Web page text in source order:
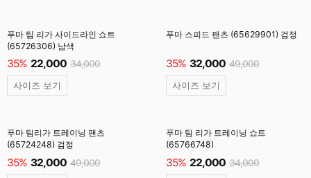
푸마 팀 리가 사이드라인 쇼트
(65726306) 남색
35% 22,000 34,000
사이즈 보기
푸마 스피드 팬츠 (65629901) 검정
35% 32,000 49,000
사이즈 보기
푸마 팀리가 트레이닝 팬츠
(65724248) 검정
35% 32,000 49,000
푸마 팀 리가 트레이닝 쇼트
(65766748)
35% 22,000 34,000